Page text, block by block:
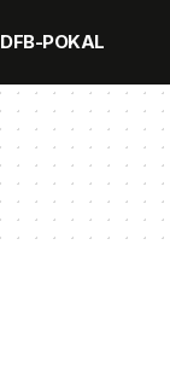
DFB-POKAL